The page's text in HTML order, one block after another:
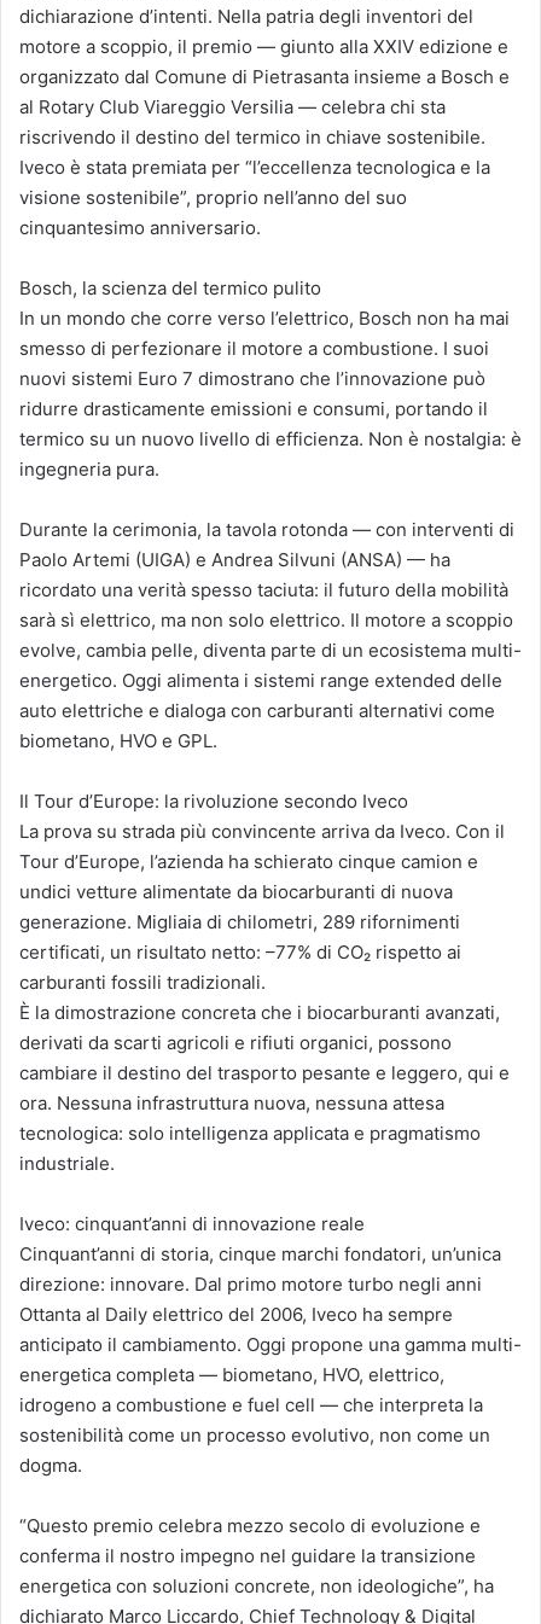
dichiarazione d’intenti. Nella patria degli inventori del
motore a scoppio, il premio — giunto alla XXIV edizione e
organizzato dal Comune di Pietrasanta insieme a Bosch e
al Rotary Club Viareggio Versilia — celebra chi sta
riscrivendo il destino del termico in chiave sostenibile.
Iveco è stata premiata per “l’eccellenza tecnologica e la
visione sostenibile”, proprio nell’anno del suo
cinquantesimo anniversario.
Bosch, la scienza del termico pulito
In un mondo che corre verso l’elettrico, Bosch non ha mai
smesso di perfezionare il motore a combustione. I suoi
nuovi sistemi Euro 7 dimostrano che l’innovazione può
ridurre drasticamente emissioni e consumi, portando il
termico su un nuovo livello di efficienza. Non è nostalgia: è
ingegneria pura.
Durante la cerimonia, la tavola rotonda — con interventi di
Paolo Artemi (UIGA) e Andrea Silvuni (ANSA) — ha
ricordato una verità spesso taciuta: il futuro della mobilità
sarà sì elettrico, ma non solo elettrico. Il motore a scoppio
evolve, cambia pelle, diventa parte di un ecosistema multi-
energetico. Oggi alimenta i sistemi range extended delle
auto elettriche e dialoga con carburanti alternativi come
biometano, HVO e GPL.
Il Tour d’Europe: la rivoluzione secondo Iveco
La prova su strada più convincente arriva da Iveco. Con il
Tour d’Europe, l’azienda ha schierato cinque camion e
undici vetture alimentate da biocarburanti di nuova
generazione. Migliaia di chilometri, 289 rifornimenti
certificati, un risultato netto: –77% di CO₂ rispetto ai
carburanti fossili tradizionali.
È la dimostrazione concreta che i biocarburanti avanzati,
derivati da scarti agricoli e rifiuti organici, possono
cambiare il destino del trasporto pesante e leggero, qui e
ora. Nessuna infrastruttura nuova, nessuna attesa
tecnologica: solo intelligenza applicata e pragmatismo
industriale.
Iveco: cinquant’anni di innovazione reale
Cinquant’anni di storia, cinque marchi fondatori, un’unica
direzione: innovare. Dal primo motore turbo negli anni
Ottanta al Daily elettrico del 2006, Iveco ha sempre
anticipato il cambiamento. Oggi propone una gamma multi-
energetica completa — biometano, HVO, elettrico,
idrogeno a combustione e fuel cell — che interpreta la
sostenibilità come un processo evolutivo, non come un
dogma.
“Questo premio celebra mezzo secolo di evoluzione e
conferma il nostro impegno nel guidare la transizione
energetica con soluzioni concrete, non ideologiche”, ha
dichiarato Marco Liccardo, Chief Technology & Digital